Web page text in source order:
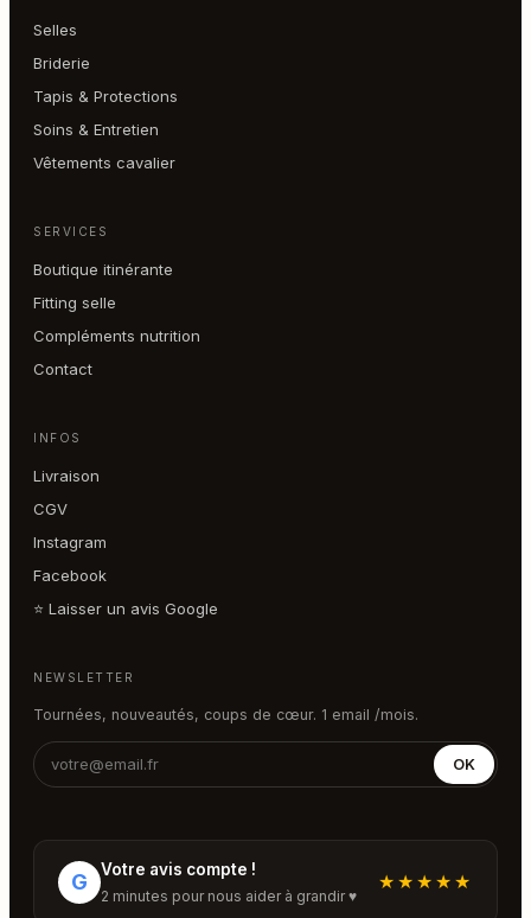
Selles
Briderie
Tapis & Protections
Soins & Entretien
Vêtements cavalier
SERVICES
Boutique itinérante
Fitting selle
Compléments nutrition
Contact
INFOS
Livraison
CGV
Instagram
Facebook
⭐ Laisser un avis Google
NEWSLETTER
Tournées, nouveautés, coups de cœur. 1 email /mois.
OK
G Votre avis compte !
2 minutes pour nous aider à grandir ♥
★★★★★